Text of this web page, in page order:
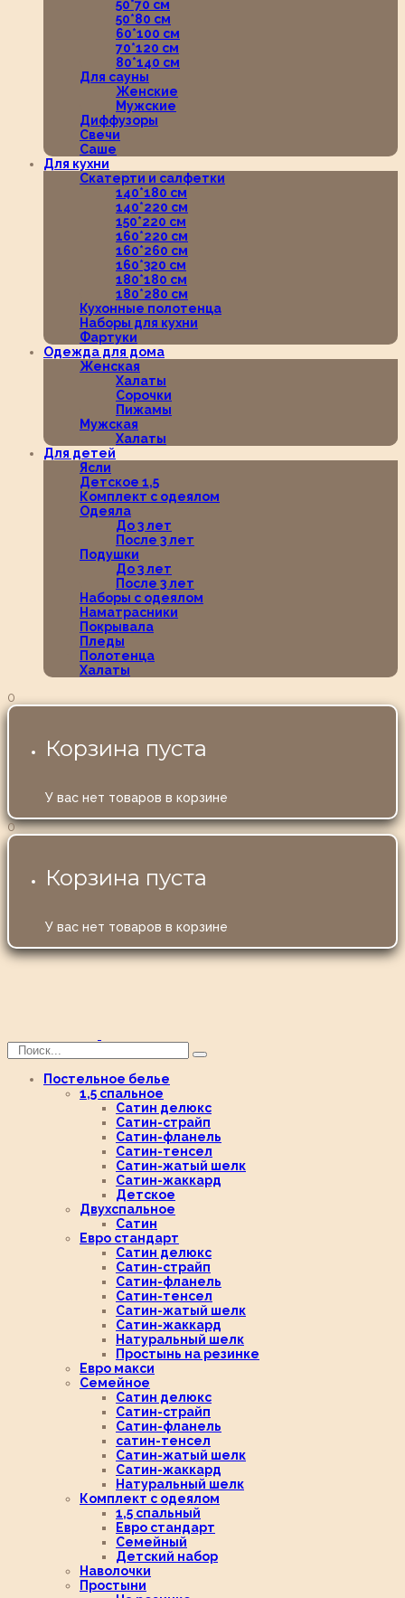
50*70 см
50*80 см
60*100 см
70*120 см
80*140 см
Для сауны
Женские
Мужские
Диффузоры
Свечи
Саше
Для кухни
Скатерти и салфетки
140*180 см
140*220 см
150*220 см
160*220 см
160*260 см
160*320 см
180*180 см
180*280 см
Кухонные полотенца
Наборы для кухни
Фартуки
Одежда для дома
Женская
Халаты
Сорочки
Пижамы
Мужская
Халаты
Для детей
Ясли
Детское 1,5
Комплект с одеялом
Одеяла
До 3 лет
После 3 лет
Подушки
До 3 лет
После 3 лет
Наборы с одеялом
Наматрасники
Покрывала
Пледы
Полотенца
Халаты
0
Корзина пуста
У вас нет товаров в корзине
0
Корзина пуста
У вас нет товаров в корзине
Постельное белье
1,5 спальное
Сатин делюкс
Сатин-страйп
Сатин-фланель
Сатин-тенсел
Сатин-жатый шелк
Сатин-жаккард
Детское
Двухспальное
Сатин
Евро стандарт
Сатин делюкс
Сатин-страйп
Сатин-фланель
Сатин-тенсел
Сатин-жатый шелк
Сатин-жаккард
Натуральный шелк
Простынь на резинке
Евро макси
Семейное
Сатин делюкс
Сатин-страйп
Сатин-фланель
сатин-тенсел
Сатин-жатый шелк
Сатин-жаккард
Натуральный шелк
Комплект с одеялом
1,5 спальный
Евро стандарт
Семейный
Детский набор
Наволочки
Простыни